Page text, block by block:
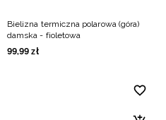
Bielizna termiczna polarowa (góra)
damska - fioletowa
99,99 zł